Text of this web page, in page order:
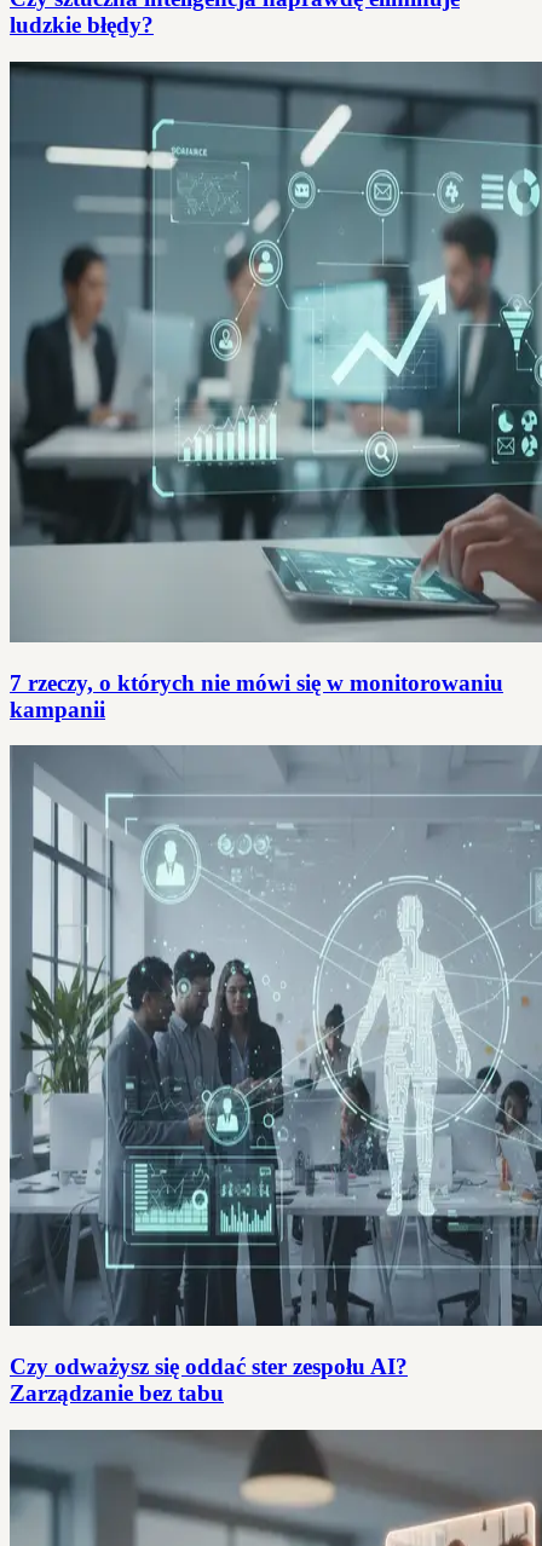
ludzkie błędy?
7 rzeczy, o których nie mówi się w monitorowaniu
kampanii
Czy odważysz się oddać ster zespołu AI?
Zarządzanie bez tabu